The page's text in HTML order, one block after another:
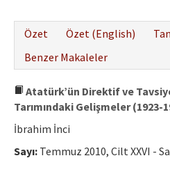
İletişim
Özet
Özet (English)
Benzer Makaleler
Atatürk’ün Direktif ve
Tarımındaki Gelişmeler (1923-
İbrahim İnci
Sayı: Temmuz 2010, Cilt XXVI -